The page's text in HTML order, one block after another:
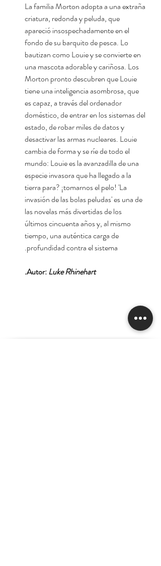
La familia Morton adopta a una extraña
criatura, redonda y peluda, que
apareció insospechadamente en el
fondo de su barquito de pesca. Lo
bautizan como Louie y se convierte en
una mascota adorable y cariñosa. Los
Morton pronto descubren que Louie
tiene una inteligencia asombrosa, que
es capaz, a través del ordenador
doméstico, de entrar en los sistemas del
estado, de robar miles de datos y
desactivar las armas nucleares. Louie
cambia de forma y se ríe de todo el
mundo: Louie es la avanzadilla de una
especie invasora que ha llegado a la
tierra para? ¡tomarnos el pelo! 'La
invasión de las bolas peludas' es una de
las novelas más divertidas de los
últimos cincuenta años y, al mismo
tiempo, una auténtica carga de
profundidad contra el sistema.
Autor:Luke Rhinehart.